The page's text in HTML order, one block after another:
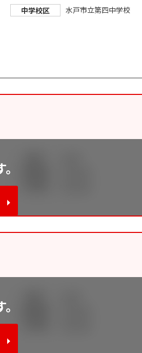
中学校区
水戸市立第四中学校